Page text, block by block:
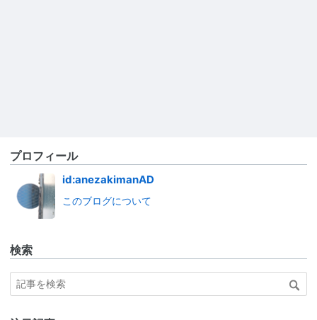
プロフィール
id:anezakimanAD
このブログについて
検索